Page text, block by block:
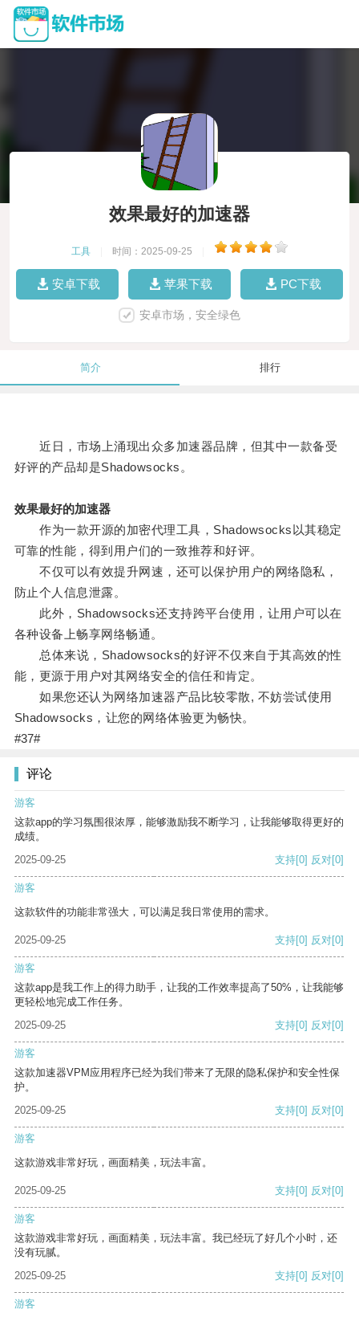
效果最好的加速器
工具 时间：2025-09-25
安卓下载 苹果下载 PC下载
安卓市场，安全绿色
简介 排行
近日，市场上涌现出众多加速器品牌，但其中一款备受
好评的产品却是Shadowsocks。
效果最好的加速器
作为一款开源的加密代理工具，Shadowsocks以其稳定
可靠的性能，得到用户们的一致推荐和好评。
不仅可以有效提升网速，还可以保护用户的网络隐私，
防止个人信息泄露。
此外，Shadowsocks还支持跨平台使用，让用户可以在
各种设备上畅享网络畅通。
总体来说，Shadowsocks的好评不仅来自于其高效的性
能，更源于用户对其网络安全的信任和肯定。
如果您还认为网络加速器产品比较零散, 不妨尝试使用
Shadowsocks，让您的网络体验更为畅快。
#37#
评论
游客
这款app的学习氛围很浓厚，能够激励我不断学习，让我能够取得更好的
成绩。
2025-09-25
支持[0] 反对[0]
游客
这款软件的功能非常强大，可以满足我日常使用的需求。
2025-09-25 支持[0] 反对[0]
游客
这款app是我工作上的得力助手，让我的工作效率提高了50%，让我能够
更轻松地完成工作任务。
2025-09-25
支持[0] 反对[0]
游客
这款加速器VPM应用程序已经为我们带来了无限的隐私保护和安全性保
护。
2025-09-25
支持[0] 反对[0]
游客
这款游戏非常好玩，画面精美，玩法丰富。
2025-09-25 支持[0] 反对[0]
游客
这款游戏非常好玩，画面精美，玩法丰富。我已经玩了好几个小时，还
没有玩腻。
2025-09-25
支持[0] 反对[0]
游客